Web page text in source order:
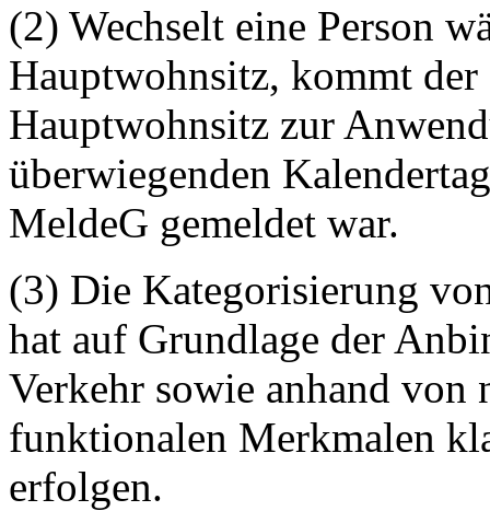
(2) Wechselt eine Person
Hauptwohnsitz, kommt
Hauptwohnsitz zur
überwiegenden
MeldeG gemeldet war.
(3) Die Kategorisierung
hat auf Grundlage der
Verkehr sowie anhand von
funktionalen Merkmalen
erfolgen.